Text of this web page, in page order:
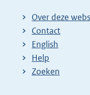
Over deze
Contact
English
Help
Zoeken